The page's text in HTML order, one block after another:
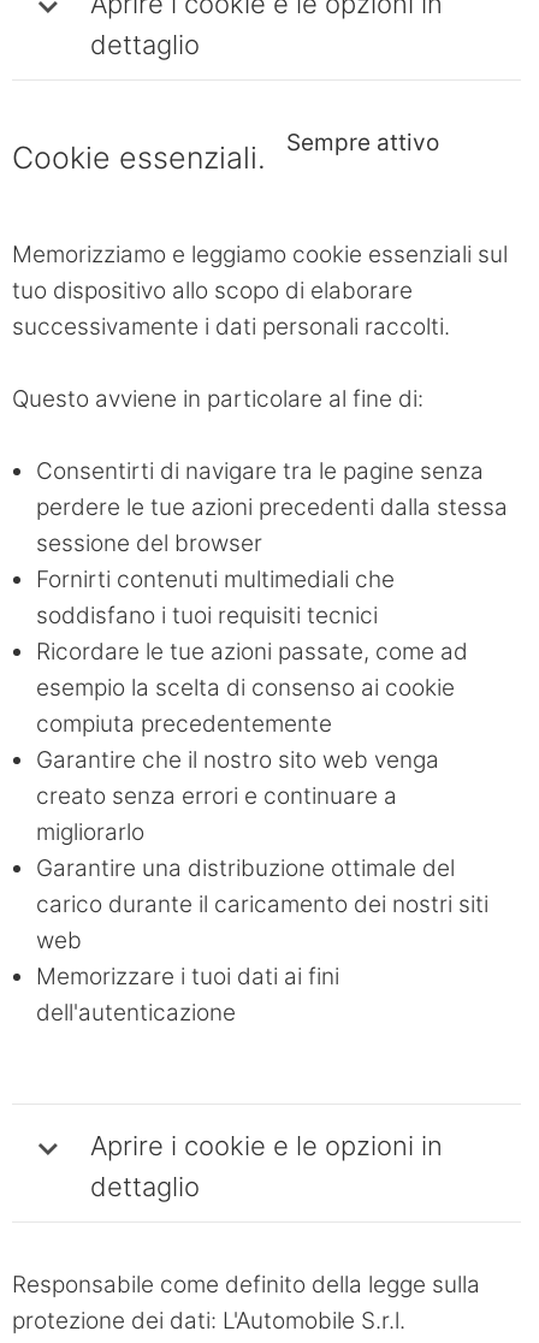
dettaglio
Cookie essenziali. Sempre attivo
Memorizziamo e leggiamo cookie essenziali sul
tuo dispositivo allo scopo di elaborare
successivamente i dati personali raccolti.
Questo avviene in particolare al fine di:
Consentirti di navigare tra le pagine senza
perdere le tue azioni precedenti dalla stessa
sessione del browser
Fornirti contenuti multimediali che
soddisfano i tuoi requisiti tecnici
Ricordare le tue azioni passate, come ad
esempio la scelta di consenso ai cookie
compiuta precedentemente
Garantire che il nostro sito web venga
creato senza errori e continuare a
migliorarlo
Garantire una distribuzione ottimale del
carico durante il caricamento dei nostri siti
web
Memorizzare i tuoi dati ai fini
dell'autenticazione
Aprire i cookie e le opzioni in
dettaglio
Responsabile come definito della legge sulla
protezione dei dati: L'Automobile S.r.l.